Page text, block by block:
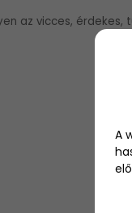
az vicces, érdekes,
A